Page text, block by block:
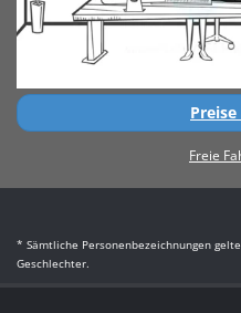
Freie
* Sämtliche Personenbezeichnungen
Geschlechter.